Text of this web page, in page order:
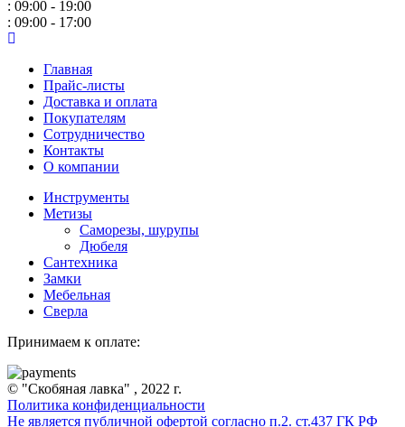
: 09:00 - 19:00
: 09:00 - 17:00
Главная
Прайс-листы
Доставка и оплата
Покупателям
Сотрудничество
Контакты
О компании
Инструменты
Метизы
Саморезы, шурупы
Дюбеля
Сантехника
Замки
Мебельная
Сверла
Принимаем к оплате:
© "Скобяная лавка" , 2022 г.
Политика конфиденциальности
Не является публичной офертой согласно п.2. ст.437 ГК РФ